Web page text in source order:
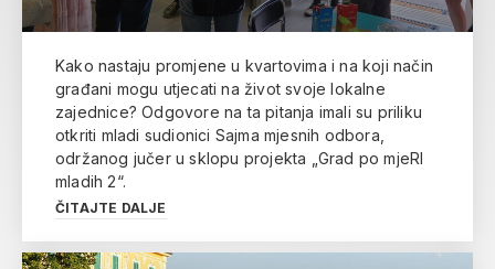
Kako nastaju promjene u kvartovima i na koji način
građani mogu utjecati na život svoje lokalne
zajednice? Odgovore na ta pitanja imali su priliku
otkriti mladi sudionici Sajma mjesnih odbora,
održanog jučer u sklopu projekta „Grad po mjeRI
mladih 2“.
ČITAJTE DALJE